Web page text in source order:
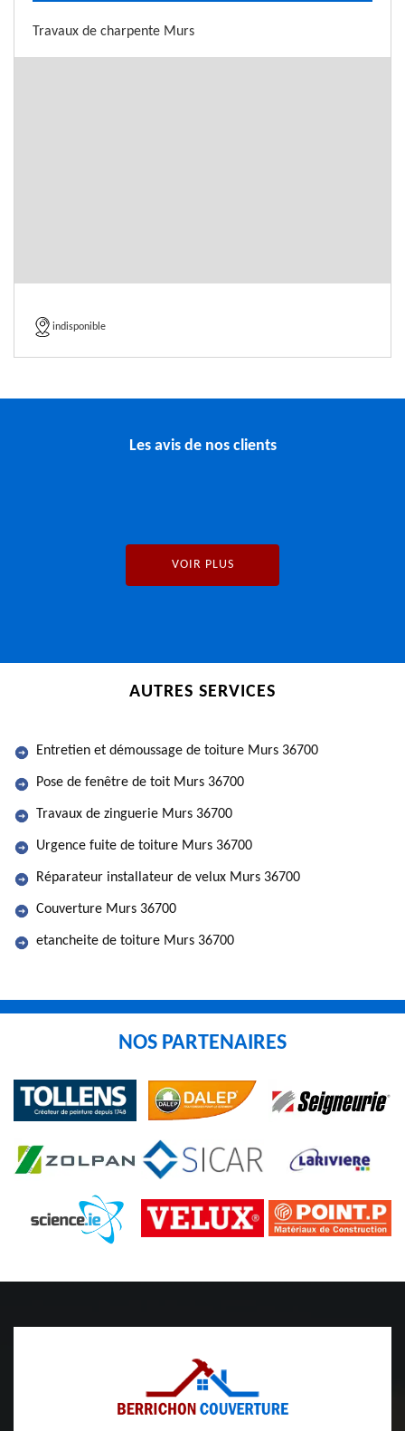
Travaux de charpente Murs
indisponible
Les avis de nos clients
VOIR PLUS
AUTRES SERVICES
Entretien et démoussage de toiture Murs 36700
Pose de fenêtre de toit Murs 36700
Travaux de zinguerie Murs 36700
Urgence fuite de toiture Murs 36700
Réparateur installateur de velux Murs 36700
Couverture Murs 36700
etancheite de toiture Murs 36700
NOS PARTENAIRES